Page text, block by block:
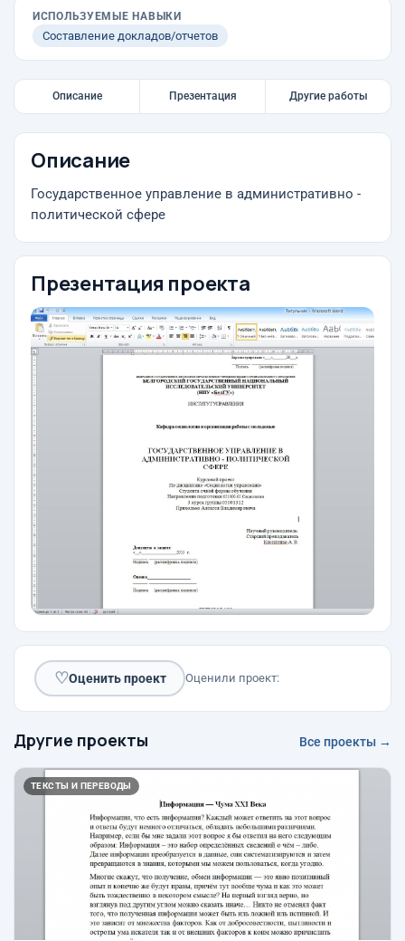
ИСПОЛЬЗУЕМЫЕ НАВЫКИ
Составление докладов/отчетов
Описание Презентация Другие работы
Описание
Государственное управление в административно -
политической сфере
Презентация проекта
♡Оценить проект Оценили проект:
Другие проекты Все проекты →
ТЕКСТЫ И ПЕРЕВОДЫ